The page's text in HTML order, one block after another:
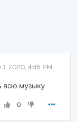
1, 2020, 4:45 PM
всю музыку
0